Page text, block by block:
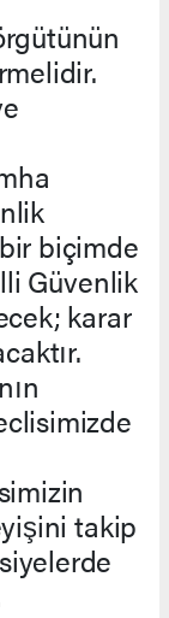
biçimde
Güvenlik
karar
takip